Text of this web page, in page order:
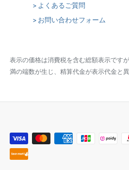
> よくあるご質問
> お問い合わせフォーム
表示の価格は消費税を含む総額表示です
満の端数が生じ、精算代金が表示代金と